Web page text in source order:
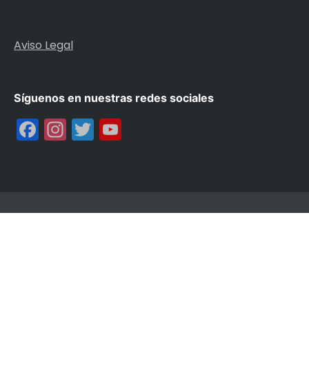
Aviso Legal
Síguenos en nuestras redes sociales
Facebook
Instagram
Twitter